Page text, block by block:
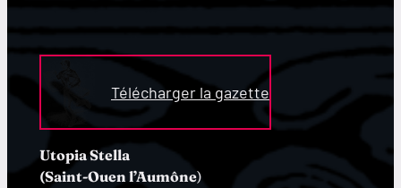
Télécharger la gazette
Utopia Stella
(Saint-Ouen l’Aumône)